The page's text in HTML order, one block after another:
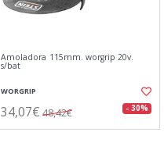
Amoladora 115mm. worgrip 20v.
s/bat
WORGRIP
34,07€ 48,42€ - 30%